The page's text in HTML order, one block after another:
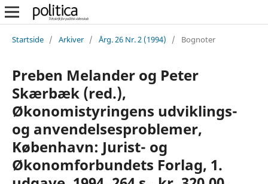
Startside / Arkiver / Årg. 26 Nr. 2 (1994) / Bognoter
Preben Melander og Peter
Skærbæk (red.),
Økonomistyringens udviklings-
og anvendelsesproblemer,
København: Jurist- og
Økonomforbundets Forlag, 1.